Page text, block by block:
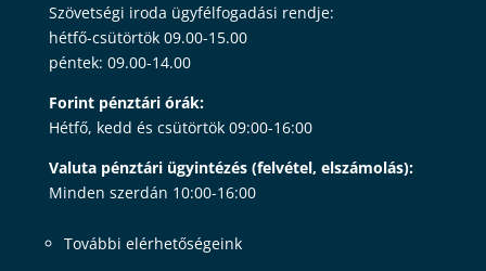
Szövetségi iroda ügyfélfogadási rendje:
hétfő-csütörtök 09.00-15.00
péntek: 09.00-14.00
Forint pénztári órák:
Hétfő, kedd és csütörtök 09:00-16:00
Valuta pénztári ügyintézés (felvétel, elszámolás):
Minden szerdán 10:00-16:00
További elérhetőségeink